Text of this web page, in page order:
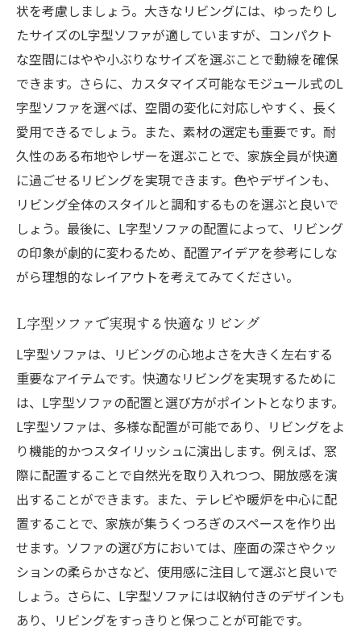
状を考慮しましょう。大きなリビングには、ゆったりし
たサイズのL字型ソファが適していますが、コンパクト
な空間にはやや小ぶりなサイズを選ぶことで動線を確保
できます。さらに、カスタマイズ可能なモジュール式のL
字型ソファを選べば、空間の変化に対応しやすく、長く
愛用できるでしょう。また、素材の選定も重要です。耐
久性のある布地やレザーを選ぶことで、家族全員が快適
に過ごせるリビングを実現できます。色やデザインも、
リビング全体のスタイルと調和するものを選ぶと良いで
しょう。最後に、L字型ソファの配置によって、リビング
の印象が劇的に変わるため、配置アイデアを参考にしな
がら理想的なレイアウトを考えてみてください。
L字型ソファで実現する快適なリビング
L字型ソファは、リビングの心地よさを大きく左右する
重要なアイテムです。快適なリビングを実現するために
は、L字型ソファの配置と選び方がポイントとなります。
L字型ソファは、多様な配置が可能であり、リビングをよ
り機能的かつスタイリッシュに演出します。例えば、窓
際に配置することで自然光を取り入れつつ、開放感を演
出することができます。また、テレビや暖炉を中心に配
置することで、家族が集うくつろぎのスペースを作り出
せます。ソファの選び方においては、座面の深さやクッ
ションの柔らかさなど、使用感に注目して選ぶと良いで
しょう。さらに、L字型ソファには収納付きのデザインも
あり、リビングをすっきりと保つことが可能です。